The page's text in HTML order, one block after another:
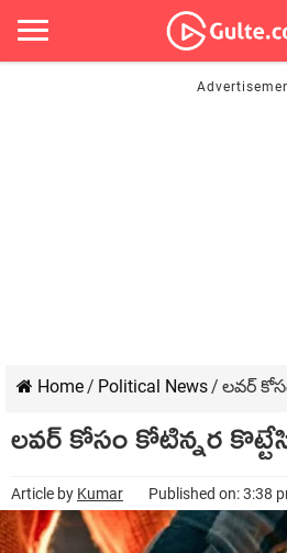
Home/ Political News/ లవర్
లవర్ కోసం కోటిన్నర
Article by Kumar Published on: 3:38